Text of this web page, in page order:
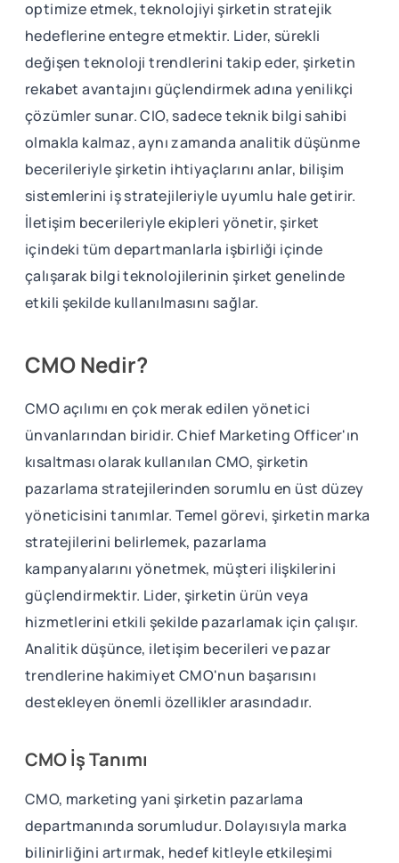
optimize etmek, teknolojiyi şirketin stratejik
hedeflerine entegre etmektir. Lider, sürekli
değişen teknoloji trendlerini takip eder, şirketin
rekabet avantajını güçlendirmek adına yenilikçi
çözümler sunar. CIO, sadece teknik bilgi sahibi
olmakla kalmaz, aynı zamanda analitik düşünme
becerileriyle şirketin ihtiyaçlarını anlar, bilişim
sistemlerini iş stratejileriyle uyumlu hale getirir.
İletişim becerileriyle ekipleri yönetir, şirket
içindeki tüm departmanlarla işbirliği içinde
çalışarak bilgi teknolojilerinin şirket genelinde
etkili şekilde kullanılmasını sağlar.
CMO Nedir?
CMO açılımı en çok merak edilen yönetici
ünvanlarından biridir. Chief Marketing Officer'ın
kısaltması olarak kullanılan CMO, şirketin
pazarlama stratejilerinden sorumlu en üst düzey
yöneticisini tanımlar. Temel görevi, şirketin marka
stratejilerini belirlemek, pazarlama
kampanyalarını yönetmek, müşteri ilişkilerini
güçlendirmektir. Lider, şirketin ürün veya
hizmetlerini etkili şekilde pazarlamak için çalışır.
Analitik düşünce, iletişim becerileri ve pazar
trendlerine hakimiyet CMO'nun başarısını
destekleyen önemli özellikler arasındadır.
CMO İş Tanımı
CMO, marketing yani şirketin pazarlama
departmanında sorumludur. Dolayısıyla marka
bilinirliğini artırmak, hedef kitleyle etkileşimi